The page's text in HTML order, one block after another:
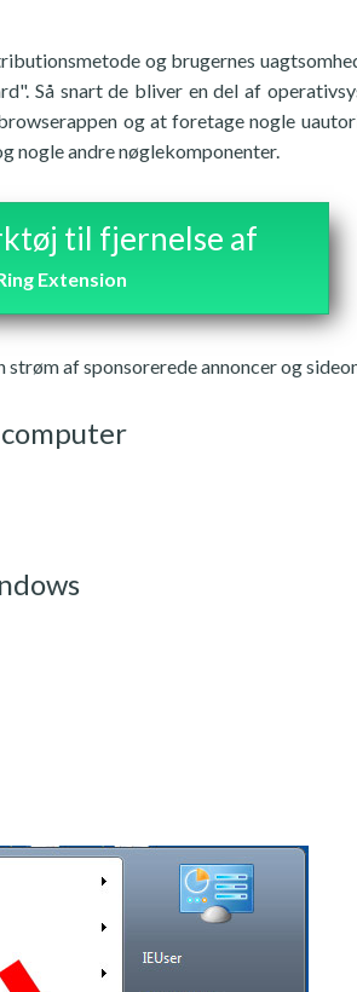
og brugernes
Så snart de bliver en del af
og at foretage nogle
nogle andre nøglekomponenter.
til fjernelse af
Extension
af sponsorerede annoncer og